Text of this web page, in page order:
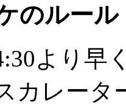
のルール
より早
カレー